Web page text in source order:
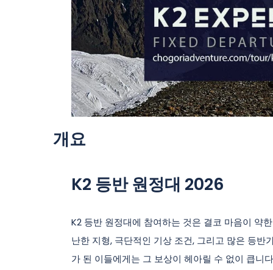
개요
K2 등반 원정대 2026
K2 등반 원정대에 참여하는 것은 결코 마음이 약
난한 지형, 극단적인 기상 조건, 그리고 많은 등
가 된 이들에게는 그 보상이 헤아릴 수 없이 큽니